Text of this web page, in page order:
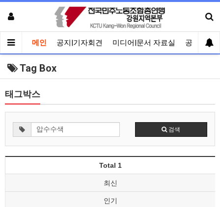
메인 공지|기자회견 미디어|문서 자료실 공유게시
Tag Box
태그박스
검색
Total 1
최신
인기